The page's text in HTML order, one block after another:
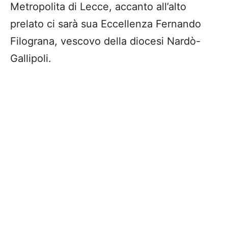
Metropolita di Lecce, accanto all’alto
prelato ci sarà sua Eccellenza Fernando
Filograna, vescovo della diocesi Nardò-
Gallipoli.